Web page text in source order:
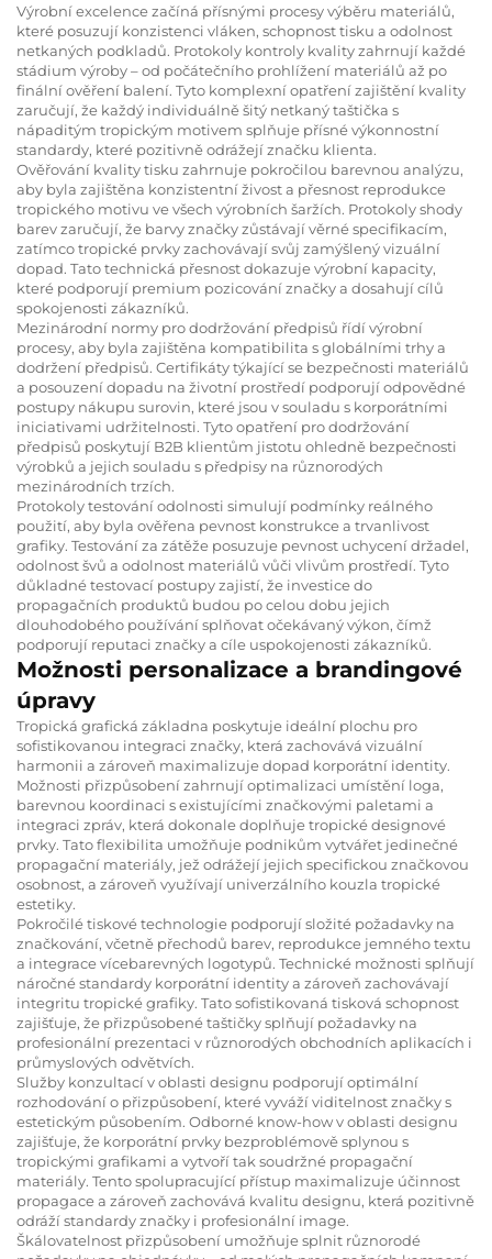
Výrobní excelence začíná přísnými procesy výběru materiálů,
které posuzují konzistenci vláken, schopnost tisku a odolnost
netkaných podkladů. Protokoly kontroly kvality zahrnují každé
stádium výroby – od počátečního prohlížení materiálů až po
finální ověření balení. Tyto komplexní opatření zajištění kvality
zaručují, že každý individuálně šitý netkaný taštička s
nápaditým tropickým motivem splňuje přísné výkonnostní
standardy, které pozitivně odrážejí značku klienta.
Ověřování kvality tisku zahrnuje pokročilou barevnou analýzu,
aby byla zajištěna konzistentní živost a přesnost reprodukce
tropického motivu ve všech výrobních šaržích. Protokoly shody
barev zaručují, že barvy značky zůstávají věrné specifikacím,
zatímco tropické prvky zachovávají svůj zamýšlený vizuální
dopad. Tato technická přesnost dokazuje výrobní kapacity,
které podporují premium pozicování značky a dosahují cílů
spokojenosti zákazníků.
Mezinárodní normy pro dodržování předpisů řídí výrobní
procesy, aby byla zajištěna kompatibilita s globálními trhy a
dodržení předpisů. Certifikáty týkající se bezpečnosti materiálů
a posouzení dopadu na životní prostředí podporují odpovědné
postupy nákupu surovin, které jsou v souladu s korporátními
iniciativami udržitelnosti. Tyto opatření pro dodržování
předpisů poskytují B2B klientům jistotu ohledně bezpečnosti
výrobků a jejich souladu s předpisy na různorodých
mezinárodních trzích.
Protokoly testování odolnosti simulují podmínky reálného
použití, aby byla ověřena pevnost konstrukce a trvanlivost
grafiky. Testování za zátěže posuzuje pevnost uchycení držadel,
odolnost švů a odolnost materiálů vůči vlivům prostředí. Tyto
důkladné testovací postupy zajistí, že investice do
propagačních produktů budou po celou dobu jejich
dlouhodobého používání splňovat očekávaný výkon, čímž
podporují reputaci značky a cíle uspokojenosti zákazníků.
Možnosti personalizace a brandingové
úpravy
Tropická grafická základna poskytuje ideální plochu pro
sofistikovanou integraci značky, která zachovává vizuální
harmonii a zároveň maximalizuje dopad korporátní identity.
Možnosti přizpůsobení zahrnují optimalizaci umístění loga,
barevnou koordinaci s existujícími značkovými paletami a
integraci zpráv, která dokonale doplňuje tropické designové
prvky. Tato flexibilita umožňuje podnikům vytvářet jedinečné
propagační materiály, jež odrážejí jejich specifickou značkovou
osobnost, a zároveň využívají univerzálního kouzla tropické
estetiky.
Pokročilé tiskové technologie podporují složité požadavky na
značkování, včetně přechodů barev, reprodukce jemného textu
a integrace vícebarevných logotypů. Technické možnosti splňují
náročné standardy korporátní identity a zároveň zachovávají
integritu tropické grafiky. Tato sofistikovaná tisková schopnost
zajišťuje, že přizpůsobené taštičky splňují požadavky na
profesionální prezentaci v různorodých obchodních aplikacích i
průmyslových odvětvích.
Služby konzultací v oblasti designu podporují optimální
rozhodování o přizpůsobení, které vyváží viditelnost značky s
estetickým působením. Odborné know-how v oblasti designu
zajišťuje, že korporátní prvky bezproblémově splynou s
tropickými grafikami a vytvoří tak soudržné propagační
materiály. Tento spolupracující přístup maximalizuje účinnost
propagace a zároveň zachovává kvalitu designu, která pozitivně
odráží standardy značky i profesionální image.
Škálovatelnost přizpůsobení umožňuje splnit různorodé